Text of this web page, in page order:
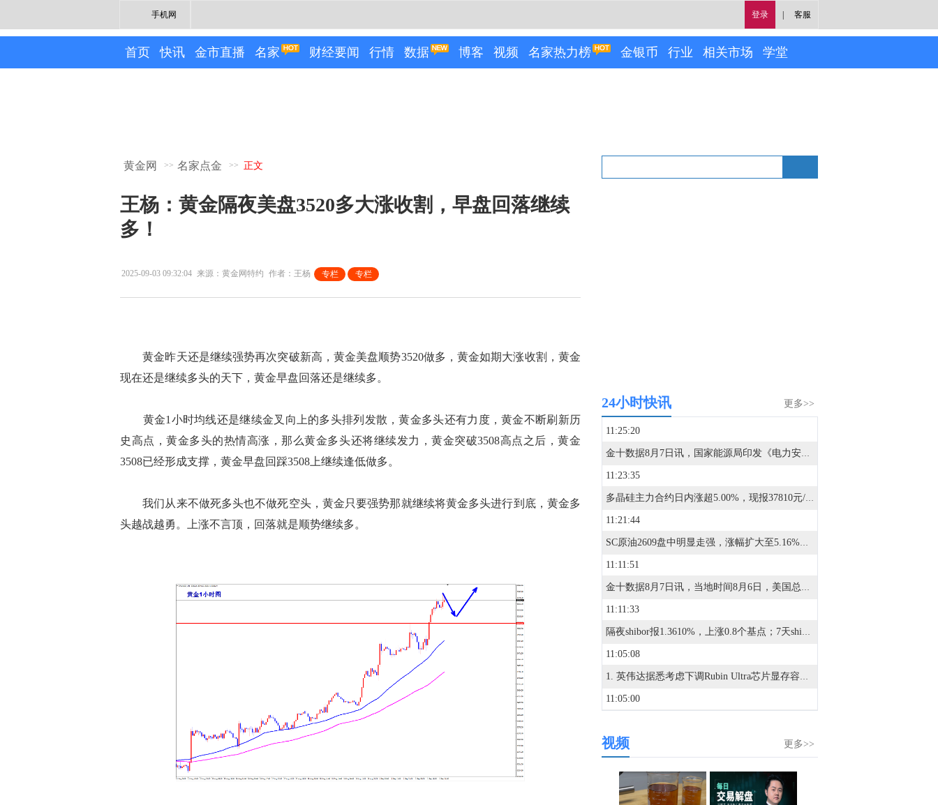
登录 客服
手机网
首页 快讯 金市直播 名家 财经要闻 行情 数据 博客 视频 名家热力榜 金银币 行业 相关市场 学堂
黄金网 >> 名家点金 >> 正文
王杨：黄金隔夜美盘3520多大涨收割，早盘回落继续
多！
2025-09-03 09:32:04 来源：黄金网特约 作者：王杨 专栏 专栏
黄金昨天还是继续强势再次突破新高，黄金美盘顺势3520做多，黄金如期大涨收割，黄金
现在还是继续多头的天下，黄金早盘回落还是继续多。
黄金1小时均线还是继续金叉向上的多头排列发散，黄金多头还有力度，黄金不断刷新历
史高点，黄金多头的热情高涨，那么黄金多头还将继续发力，黄金突破3508高点之后，黄金
3508已经形成支撑，黄金早盘回踩3508上继续逢低做多。
我们从来不做死多头也不做死空头，黄金只要强势那就继续将黄金多头进行到底，黄金多
头越战越勇。上涨不言顶，回落就是顺势继续多。
更多>>
24小时快讯
11:25:20
金十数据8月7日讯，国家能源局印发《电力安全生产“十五五”行动计划》。其中提到，加强“人工智能+”安全治理，创新设备高精度故障预测及健康管理方法，推动人工智能技术嵌入智能安全工器具，研究基于人工智能大模型的电力安全生产辅助决策技术。加大关键电力装备自主研发，加强新型防护材料研发，设立电力装备核心部件技术攻关专项计划，推动电力芯片、特高压组部件等关键技术突破。推动电力建设工程安全质量管控技术创新，研究建设电力建设工程智能化监管体系，运用人工智能、大数据等手段加强重点电力工程非现场监管和质量监督工作。（国家能源局）
11:23:35
多晶硅主力合约日内涨超5.00%，现报37810元/吨。
11:21:44
SC原油2609盘中明显走强，涨幅扩大至5.16%，价格上探536元/桶，成交额已超510亿元；日内增仓近1500手，量仓活跃度同步抬升。丁二烯橡胶主力合约日内涨幅达4.00%，现报13300元/吨。
11:11:51
金十数据8月7日讯，当地时间8月6日，美国总统特朗普签署行政令，依据《1962年贸易扩展法》第232条，对进口多晶硅及其衍生产品采取最低进口价格和额外关税措施，以支持美国国内多晶硅、半导体和太阳能供应链。晶科能源工作人员称，对美国刚出的新政策还需要做进一步的研判，待研判成熟后可进一步沟通，也可以参考第三方机构的分析。同日，天合光能工作人员表示，公司销售组件为主，多晶硅只是组件生产的一种原料，是产业链的一环。另外，公司在北美出口比较少，且出货主要通过合作伙伴，暂时影响不大。（中新经纬）
11:11:33
隔夜shibor报1.3610%，上涨0.8个基点；7天shibor报1.3910%，上涨0.8个基点；3个月shibor报1.4300%，与上日持平。点击查看>>
11:05:08
1. 英伟达据悉考虑下调Rubin Ultra芯片显存容量。2. 台积电等研发出单层MoS2顶栅晶体管。3. 存储涨价后：苹果上调多款iPhone、iPad、Mac及安卓手机以旧换新折抵价，最高达25%。4. 台积电N2制程产能充足但DRAM短缺，苹果iPhone 18备货面临压力。5. 华为数据存储产品副总裁：存储涨价有一定影响，目前可以保证客户供应。6. 杠杆ETF风暴一个月，韩国股市距离风险出清还有“最后一公里”。7. 马斯克：内存芯片的需求增长速度远远超过了供应增速。8. 芯片新架构大幅降低空间望远镜计算功耗。9. 欧菲光控股中科岛晶，卡位玻璃基先进封装赛道。10. 机构：上半年全球高端智能手机市场占比创历史新高达29%。11. Q2净利润暴涨256倍，华邦电子透露客户已抢订2030年存储产能。
11:05:00
11:00:40
10:53:17
更多>>
视频